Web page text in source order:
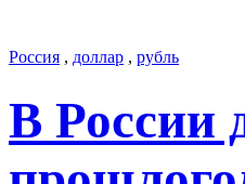
Россия , доллар , рубль
В России